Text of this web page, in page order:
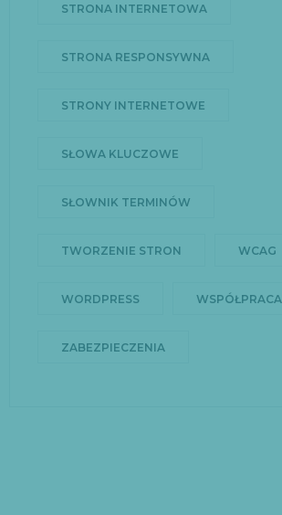
STRONA INTERNETOWA
STRONA RESPONSYWNA
STRONY INTERNETOWE
SŁOWA KLUCZOWE
SŁOWNIK TERMINÓW
TWORZENIE STRON WCAG
WORDPRESS WSPÓŁPRACA
ZABEZPIECZENIA